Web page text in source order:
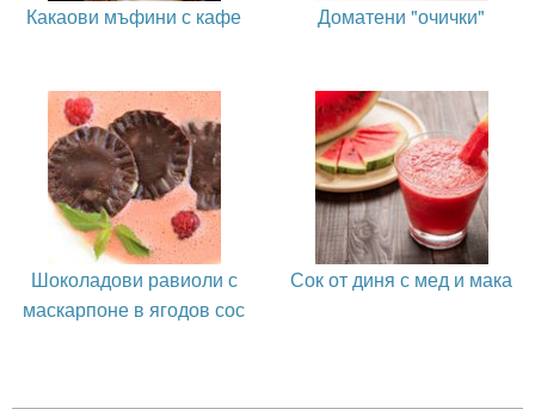
Какаови мъфини с кафе Доматени "очички"
Шоколадови равиоли с
маскарпоне в ягодов сос
Сок от диня с мед и мака